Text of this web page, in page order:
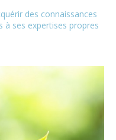
des connaissances
à ses expertises propres